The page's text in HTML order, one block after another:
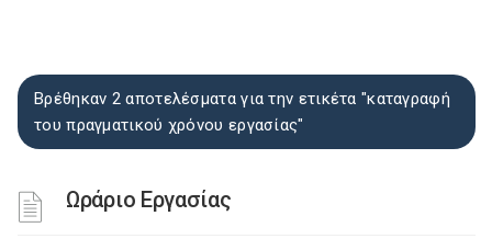
Βρέθηκαν 2 αποτελέσματα για την ετικέτα "καταγραφή
του πραγματικού χρόνου εργασίας"
Ωράριο Εργασίας